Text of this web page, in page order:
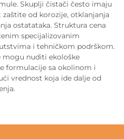
Skuplji čistači često imaju
od korozije, otklanjanja
ostatataka. Struktura cena
specijalizovanim
i tehničkom podrškom.
mogu nuditi ekološke
formulacije sa okolinom i
vrednost koja ide dalje od